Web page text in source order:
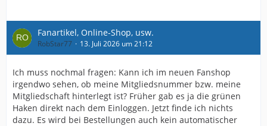
Fanartikel, Online-Shop, usw.
RobStar77 13. Juli 2026 um 21:12
Ich muss nochmal fragen: Kann ich im neuen Fanshop
irgendwo sehen, ob meine Mitgliedsnummer bzw. meine
Mitgliedschaft hinterlegt ist? Früher gab es ja die grünen
Haken direkt nach dem Einloggen. Jetzt finde ich nichts
dazu. Es wird bei Bestellungen auch kein automatischer